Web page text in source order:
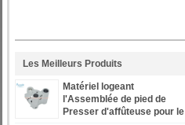
Les Meilleurs Produits
Matériel logeant
l'Assemblée de pied de
Presser d'affûteuse pour le